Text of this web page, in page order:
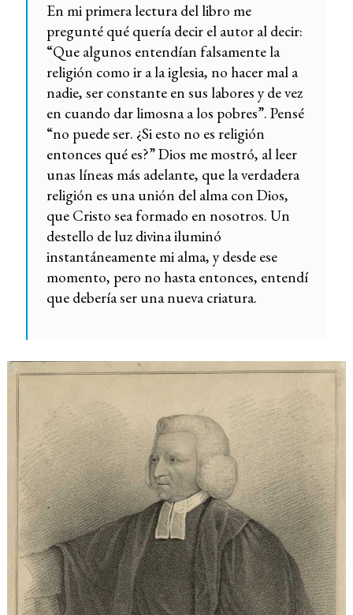
En mi primera lectura del libro me
pregunté qué quería decir el autor al decir:
“Que algunos entendían falsamente la
religión como ir a la iglesia, no hacer mal a
nadie, ser constante en sus labores y de vez
en cuando dar limosna a los pobres”. Pensé
“no puede ser. ¿Si esto no es religión
entonces qué es?” Dios me mostró, al leer
unas líneas más adelante, que la verdadera
religión es una unión del alma con Dios,
que Cristo sea formado en nosotros. Un
destello de luz divina iluminó
instantáneamente mi alma, y desde ese
momento, pero no hasta entonces, entendí
que debería ser una nueva criatura.